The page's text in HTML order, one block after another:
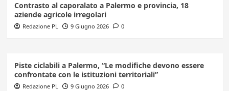
Contrasto al caporalato a Palermo e provincia, 18
aziende agricole irregolari
Redazione PL 9 Giugno 2026 0
Piste ciclabili a Palermo, “Le modifiche devono essere
confrontate con le istituzioni territoriali”
Redazione PL 9 Giugno 2026 0